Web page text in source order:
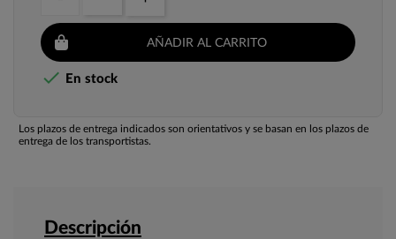
AÑADIR AL CARRITO
 En stock
Los plazos de entrega indicados son orientativos y se basan en los plazos de
entrega de los transportistas.
Descripción